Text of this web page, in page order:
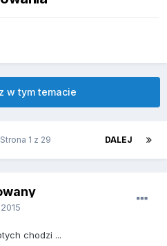
w tym temacie
DALEJ
Strona 1 z 29
chodzi ...